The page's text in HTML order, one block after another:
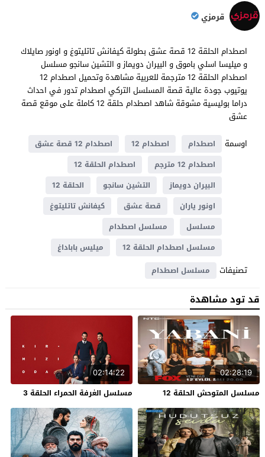
قرمزي
اصطدام الحلقة 12 قصة عشق بطولة كيفانش تاتليتوغ و اونور صايلاك
و ميليسا اسلي باموق و البيران دويماز و التشين سانجو مسلسل
اصطدام الحلقة 12 مترجمة للعربية مشاهدة وتحميل اصطدام 12
يوتيوب جودة عالية قصة المسلسل التركي اصطدام تدور في احداث
دراما بوليسية مشوقة شاهد اصطدام حلقة 12 كاملة على موقع قصة
عشق
اوسمة
اصطدام اصطدام 12
اصطدام 12 قصة عشق
اصطدام 12 مترجم
اصطدام الحلقة 12
البيران دويماز
التشين سانجو
الحلقة 12
اونور ياران
قصة عشق
كيفانش تاتليتوغ
مسلسل
مسلسل اصطدام
مسلسل اصطدام الحلقة 12
ميليس باباداغ
تصنيفات مسلسل اصطدام
قد تود مشاهدة
02:28:19
مسلسل المتوحش الحلقة 12
02:14:22
مسلسل الغرفة الحمراء الحلقة 3